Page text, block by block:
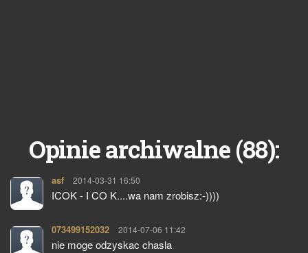
Opinie archiwalne (88):
asf pisze:
2014-03-31 16:50
ICOK - I CO K....wa nam zrobisz:-))))
073499152032 pisze:
2014-07-06 11:42
nie moge odzyskac chasla